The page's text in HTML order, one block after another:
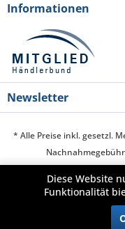
Informationen
Newsletter
* Alle Preise inkl. gesetzl.
Cookie-Einstellungen
Diese Website
Funktionalität